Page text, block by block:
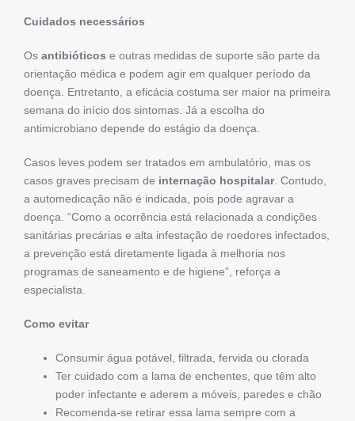
Cuidados necessários
Os antibióticos e outras medidas de suporte são parte da
orientação médica e podem agir em qualquer período da
doença. Entretanto, a eficácia costuma ser maior na primeira
semana do início dos sintomas. Já a escolha do
antimicrobiano depende do estágio da doença.
Casos leves podem ser tratados em ambulatório, mas os
casos graves precisam de internação hospitalar. Contudo,
a automedicação não é indicada, pois pode agravar a
doença. “Como a ocorrência está relacionada a condições
sanitárias precárias e alta infestação de roedores infectados,
a prevenção está diretamente ligada à melhoria nos
programas de saneamento e de higiene”, reforça a
especialista.
Como evitar
Consumir água potável, filtrada, fervida ou clorada
Ter cuidado com a lama de enchentes, que têm alto
poder infectante e aderem a móveis, paredes e chão
Recomenda-se retirar essa lama sempre com a